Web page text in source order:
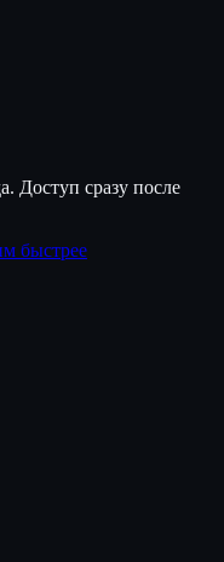
Доступ сразу после
быстрее